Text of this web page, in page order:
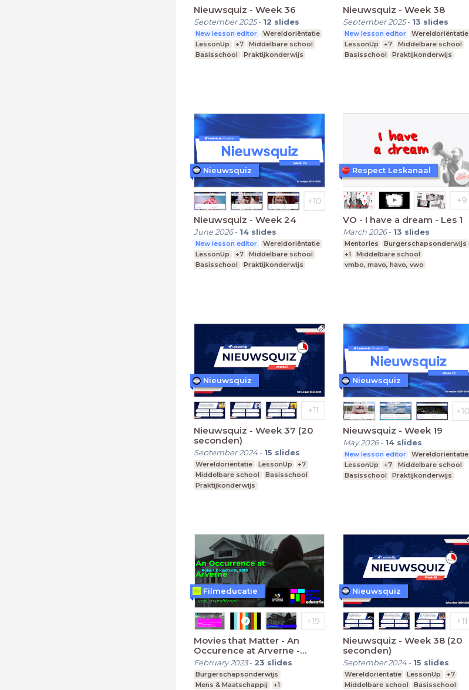
Nieuwsquiz - Week 36
September 2025- 12 slides
New lesson editor
Wereldoriëntatie
LessonUp
+7
Middelbare school
Basisschool
Praktijkonderwijs
Nieuwsquiz - Week 38
September 2025- 13 slides
New lesson editor
Wereldoriëntatie
LessonUp
+7
Middelbare school
Basisschool
Praktijkonderwijs
Nieuwsquiz - Week 24
June 2026- 14 slides
New lesson editor
Wereldoriëntatie
LessonUp
+7
Middelbare school
Basisschool
Praktijkonderwijs
Nieuwsquiz
VO - I have a dream - Les 1
March 2026- 13 slides
Mentorles
Burgerschapsonderwijs
+1
Middelbare school
vmbo, mavo, havo, vwo
Respect Leskanaal
Nieuwsquiz - Week 37 (20
seconden)
September 2024- 15 slides
Wereldoriëntatie LessonUp
+7
Middelbare school
Basisschool
Praktijkonderwijs
Nieuwsquiz
Nieuwsquiz - Week 19
May 2026- 14 slides
New lesson editor
Wereldoriëntatie
LessonUp
+7
Middelbare school
Basisschool
Praktijkonderwijs
Nieuwsquiz
Movies that Matter - An
Occurence at Arverne -
vmbo-breed
February 2023- 23 slides
Burgerschapsonderwijs
Mens & Maatschappij
+1
Filmeducatie
Nieuwsquiz - Week 38 (20
seconden)
September 2024- 15 slides
Wereldoriëntatie LessonUp
+7
Middelbare school
Basisschool
Nieuwsquiz